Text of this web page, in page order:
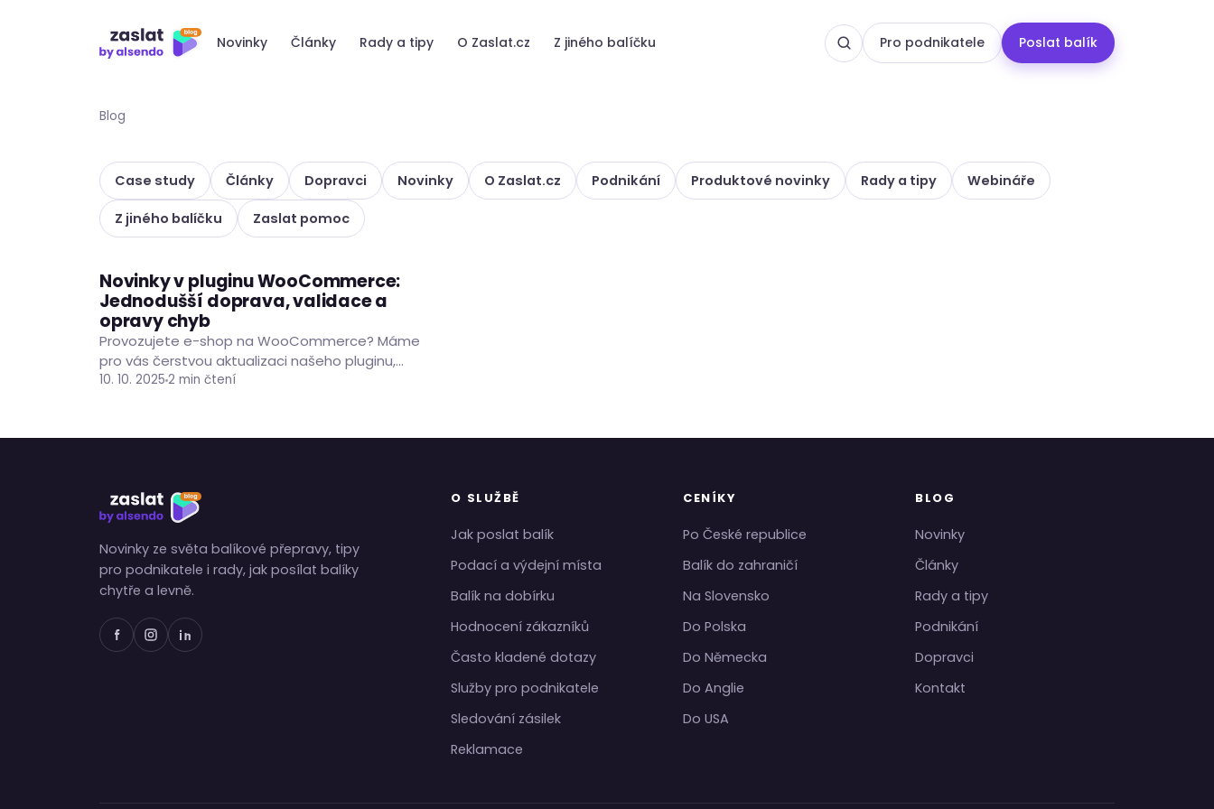
Novinky Články Rady a tipy O Zaslat.cz Z jiného balíčku Pro podnikatele Poslat balík
Blog
Case study Články Dopravci Novinky O Zaslat.cz Podnikání Produktové novinky Rady a tipy Webináře
Z jiného balíčku Zaslat pomoc
PRODUKTOVÉ NOVINKY
Novinky v pluginu WooCommerce:
Jednodušší doprava, validace a
opravy chyb
Provozujete e-shop na WooCommerce? Máme
pro vás čerstvou aktualizaci našeho pluginu,
která vám usnadní práci a vašim zákazníkům
10. 10. 2025 2 min čtení
Novinky ze světa balíkové přepravy, tipy
pro podnikatele i rady, jak posílat balíky
chytře a levně.
O SLUŽBĚ
Jak poslat balík
Podací a výdejní místa
Balík na dobírku
Hodnocení zákazníků
Často kladené dotazy
Služby pro podnikatele
Sledování zásilek
Reklamace
CENÍKY
Po České republice
Balík do zahraničí
Na Slovensko
Do Polska
Do Německa
Do Anglie
Do USA
BLOG
Novinky
Články
Rady a tipy
Podnikání
Dopravci
Kontakt